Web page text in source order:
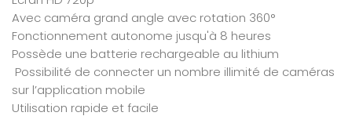
Avec caméra grand angle avec rotation 360°
Fonctionnement autonome jusqu'à 8 heures
Possède une batterie rechargeable au lithium
Possibilité de connecter un nombre illimité de caméras
sur l’application mobile
Utilisation rapide et facile